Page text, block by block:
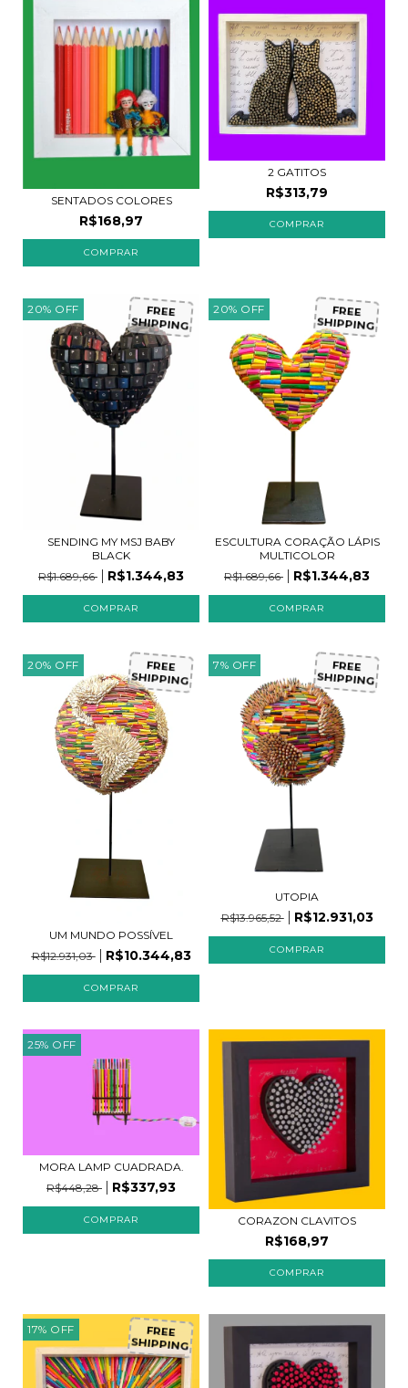
SENTADOS COLORES
R$168,97
COMPRAR
2 GATITOS
R$313,79
20% OFF FREE
SHIPPING
SENDING MY MSJ BABY
BLACK
R$1.689,66
R$1.344,83
20% OFF FREE
SHIPPING
ESCULTURA CORAÇÃO LÁPIS
MULTICOLOR
R$1.689,66
R$1.344,83
20% OFF FREE
SHIPPING
UM MUNDO POSSÍVEL
R$12.931,03
R$10.344,83
7% OFF FREE
SHIPPING
UTOPIA
R$13.965,52
R$12.931,03
25% OFF
MORA LAMP CUADRADA.
R$448,28
R$337,93
CORAZON CLAVITOS
R$168,97
COMPRAR
17% OFF FREE
SHIPPING